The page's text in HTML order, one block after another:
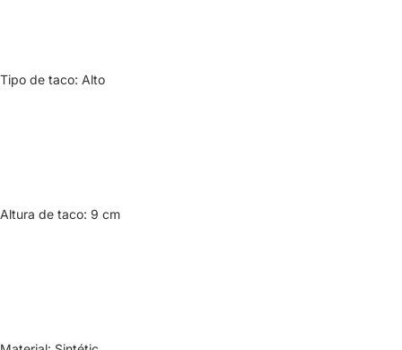
Tipo de taco: Alto
Altura de taco: 9 cm